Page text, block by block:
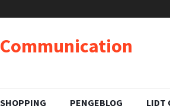
SHOPPING PENGEBLOG LIDT